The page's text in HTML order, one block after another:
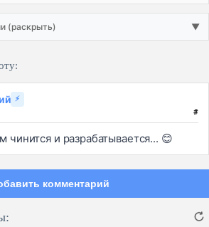
(раскрыть) ▼
⚡
#
чинится и разрабатывается... 😊
комментарий